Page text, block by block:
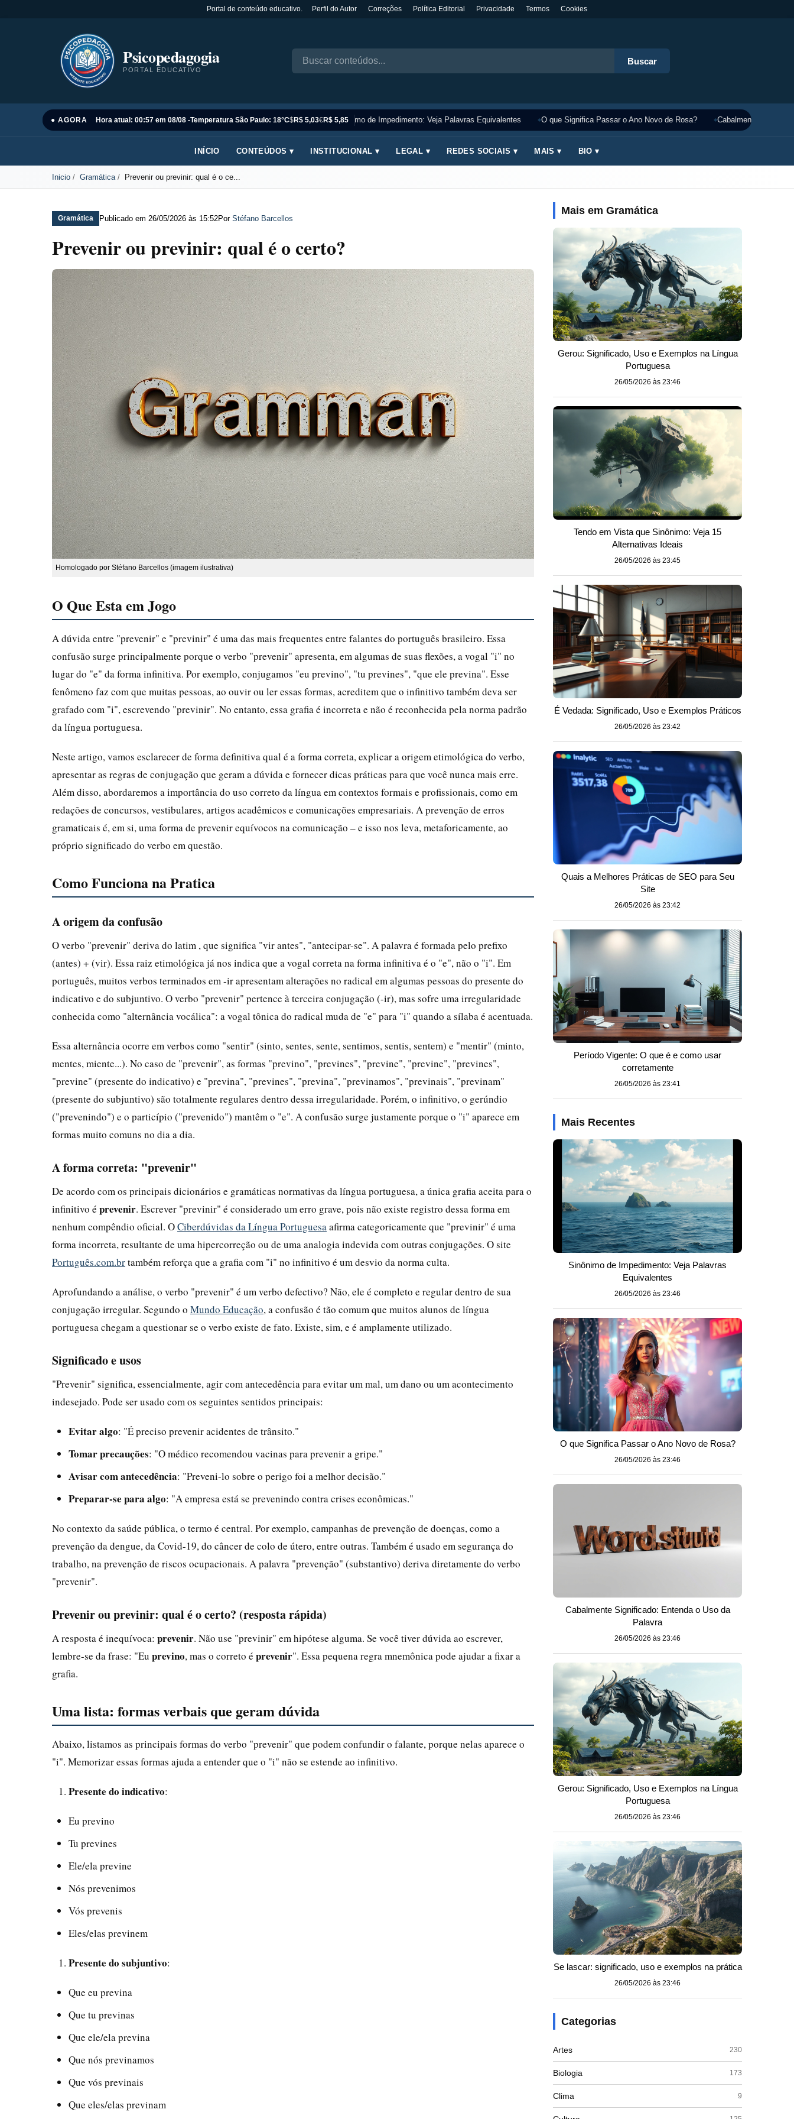
Portal de conteúdo educativo. Perfil do Autor Correções Política Editorial Privacidade Termos Cookies
Psicopedagogia
PORTAL EDUCATIVO
Buscar
● AGORA Hora atual: 00:57 em 08/08 -Temperatura São Paulo: 18°C$R$ 5,03€R$ 5,85
Sinônimo de Impedimento: Veja Palavras Equivalentes O que Significa Passar o Ano Novo de Rosa? Cabalmente
INÍCIO CONTEÚDOS ▾ INSTITUCIONAL ▾ LEGAL ▾ REDES SOCIAIS ▾ MAIS ▾ BIO ▾
Inicio Gramática Prevenir ou previnir: qual é o ce...
Gramática Publicado em 26/05/2026 às 15:52Por Stéfano Barcellos
Prevenir ou previnir: qual é o certo?
Homologado por Stéfano Barcellos (imagem ilustrativa)
O Que Esta em Jogo
A dúvida entre "prevenir" e "previnir" é uma das mais frequentes entre falantes do português brasileiro. Essa
confusão surge principalmente porque o verbo "prevenir" apresenta, em algumas de suas flexões, a vogal "i" no
lugar do "e" da forma infinitiva. Por exemplo, conjugamos "eu previno", "tu prevines", "que ele previna". Esse
fenômeno faz com que muitas pessoas, ao ouvir ou ler essas formas, acreditem que o infinitivo também deva ser
grafado com "i", escrevendo "previnir". No entanto, essa grafia é incorreta e não é reconhecida pela norma padrão
da língua portuguesa.
Neste artigo, vamos esclarecer de forma definitiva qual é a forma correta, explicar a origem etimológica do verbo,
apresentar as regras de conjugação que geram a dúvida e fornecer dicas práticas para que você nunca mais erre.
Além disso, abordaremos a importância do uso correto da língua em contextos formais e profissionais, como em
redações de concursos, vestibulares, artigos acadêmicos e comunicações empresariais. A prevenção de erros
gramaticais é, em si, uma forma de prevenir equívocos na comunicação – e isso nos leva, metaforicamente, ao
próprio significado do verbo em questão.
Como Funciona na Pratica
A origem da confusão
O verbo "prevenir" deriva do latim , que significa "vir antes", "antecipar-se". A palavra é formada pelo prefixo
(antes) + (vir). Essa raiz etimológica já nos indica que a vogal correta na forma infinitiva é o "e", não o "i". Em
português, muitos verbos terminados em -ir apresentam alterações no radical em algumas pessoas do presente do
indicativo e do subjuntivo. O verbo "prevenir" pertence à terceira conjugação (-ir), mas sofre uma irregularidade
conhecida como "alternância vocálica": a vogal tônica do radical muda de "e" para "i" quando a sílaba é acentuada.
Essa alternância ocorre em verbos como "sentir" (sinto, sentes, sente, sentimos, sentis, sentem) e "mentir" (minto,
mentes, miente...). No caso de "prevenir", as formas "previno", "prevines", "previne", "previne", "prevines",
"previne" (presente do indicativo) e "previna", "prevines", "previna", "previnamos", "previnais", "previnam"
(presente do subjuntivo) são totalmente regulares dentro dessa irregularidade. Porém, o infinitivo, o gerúndio
("prevenindo") e o particípio ("prevenido") mantêm o "e". A confusão surge justamente porque o "i" aparece em
formas muito comuns no dia a dia.
A forma correta: "prevenir"
De acordo com os principais dicionários e gramáticas normativas da língua portuguesa, a única grafia aceita para o
infinitivo é prevenir. Escrever "previnir" é considerado um erro grave, pois não existe registro dessa forma em
nenhum compêndio oficial. OCiberdúvidas da Língua Portuguesa afirma categoricamente que "previnir" é uma
forma incorreta, resultante de uma hipercorreção ou de uma analogia indevida com outras conjugações. O site
Português.com.brtambém reforça que a grafia com "i" no infinitivo é um desvio da norma culta.
Aprofundando a análise, o verbo "prevenir" é um verbo defectivo? Não, ele é completo e regular dentro de sua
conjugação irregular. Segundo o Mundo Educação, a confusão é tão comum que muitos alunos de língua
portuguesa chegam a questionar se o verbo existe de fato. Existe, sim, e é amplamente utilizado.
Significado e usos
"Prevenir" significa, essencialmente, agir com antecedência para evitar um mal, um dano ou um acontecimento
indesejado. Pode ser usado com os seguintes sentidos principais:
Evitar algo: "É preciso prevenir acidentes de trânsito."
Tomar precauções: "O médico recomendou vacinas para prevenir a gripe."
Avisar com antecedência: "Preveni-lo sobre o perigo foi a melhor decisão."
Preparar-se para algo: "A empresa está se prevenindo contra crises econômicas."
No contexto da saúde pública, o termo é central. Por exemplo, campanhas de prevenção de doenças, como a
prevenção da dengue, da Covid-19, do câncer de colo de útero, entre outras. Também é usado em segurança do
trabalho, na prevenção de riscos ocupacionais. A palavra "prevenção" (substantivo) deriva diretamente do verbo
"prevenir".
Prevenir ou previnir: qual é o certo? (resposta rápida)
A resposta é inequívoca: prevenir. Não use "previnir" em hipótese alguma. Se você tiver dúvida ao escrever,
lembre-se da frase: "Eu previno, mas o correto é prevenir". Essa pequena regra mnemônica pode ajudar a fixar a
grafia.
Uma lista: formas verbais que geram dúvida
Abaixo, listamos as principais formas do verbo "prevenir" que podem confundir o falante, porque nelas aparece o
"i". Memorizar essas formas ajuda a entender que o "i" não se estende ao infinitivo.
Presente do indicativo:
Eu previno
Tu prevines
Ele/ela previne
Nós prevenimos
Vós prevenis
Eles/elas previnem
Presente do subjuntivo:
Que eu previna
Que tu previnas
Que ele/ela previna
Que nós previnamos
Que vós previnais
Que eles/elas previnam
Mais em Gramática
Gerou: Significado, Uso e Exemplos na Língua
Portuguesa
26/05/2026 às 23:46
Tendo em Vista que Sinônimo: Veja 15
Alternativas Ideais
26/05/2026 às 23:45
É Vedada: Significado, Uso e Exemplos Práticos
26/05/2026 às 23:42
Quais a Melhores Práticas de SEO para Seu
Site
26/05/2026 às 23:42
Período Vigente: O que é e como usar
corretamente
26/05/2026 às 23:41
Mais Recentes
Sinônimo de Impedimento: Veja Palavras
Equivalentes
26/05/2026 às 23:46
O que Significa Passar o Ano Novo de Rosa?
26/05/2026 às 23:46
Cabalmente Significado: Entenda o Uso da
Palavra
26/05/2026 às 23:46
Gerou: Significado, Uso e Exemplos na Língua
Portuguesa
26/05/2026 às 23:46
Se lascar: significado, uso e exemplos na prática
26/05/2026 às 23:46
Categorias
Artes 230
Biologia 173
Clima 9